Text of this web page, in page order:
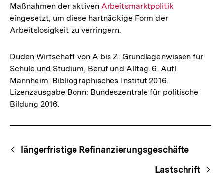
Maßnahmen der aktiven Interner
Link:
Arbeitsmarktpolitik
eingesetzt, um diese hartnäckige Form der
Arbeitslosigkeit zu verringern.
Duden Wirtschaft von A bis Z: Grundlagenwissen für
Schule und Studium, Beruf und Alltag. 6. Aufl.
Mannheim: Bibliographisches Institut 2016.
Lizenzausgabe Bonn: Bundeszentrale für politische
Bildung 2016.
Begriffsnavigation
Content-
Navigation
längerfristige Refinanzierungsgeschäfte
Lastschrift